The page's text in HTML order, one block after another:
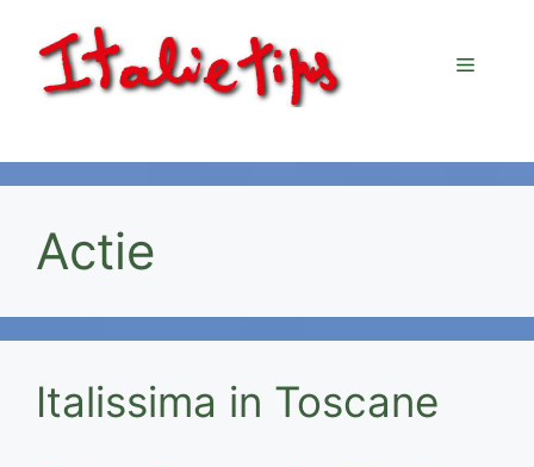
naar
inhoud
Menu
Actie
Italissima in Toscane